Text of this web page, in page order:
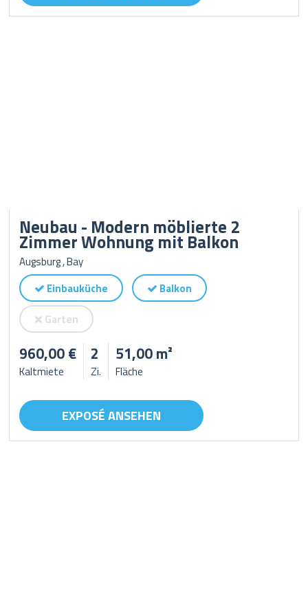
Neubau - Modern möblierte 2
Zimmer Wohnung mit Balkon
Augsburg , Bay
Einbauküche
Balkon
Garten
960,00 €
Kaltmiete
2
Zi.
51,00 m²
Fläche
EXPOSÉ ANSEHEN